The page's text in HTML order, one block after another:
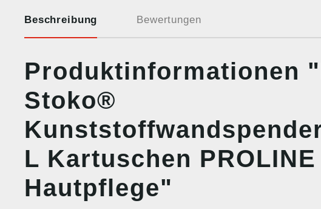
Beschreibung Bewertungen
Produktinformationen
Stoko®
L Kartuschen PROLINE
Hautpflege"